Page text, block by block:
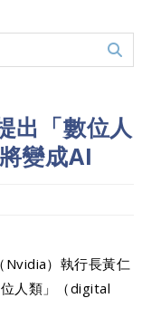
出「數位人
變成AI
（Nvidia）執行長黃仁
人類」（digital